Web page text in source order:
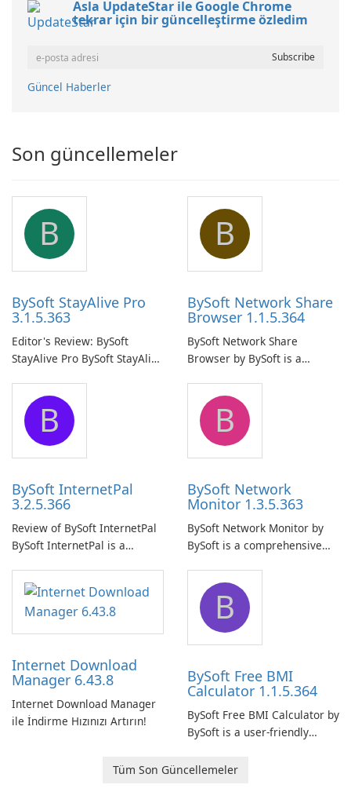
Asla UpdateStar ile Google Chrome
tekrar için bir güncelleştirme özledim
Güncel Haberler
Son güncellemeler
B
BySoft StayAlive Pro
3.1.5.363
Editor's Review: BySoft
StayAlive Pro BySoft StayAlive
application designed to
ensure the continuous and
uninterrupted operation of
your computer system.
B
BySoft Network Share
Browser 1.1.5.364
BySoft Network Share
Browser by BySoft is a
application that allows users
to easily browse and manage
shared folders on their
network.
B
BySoft InternetPal
3.2.5.366
Review of BySoft InternetPal
BySoft InternetPal is a
application designed to
monitor your internet
connection and provide real-
time insights into its
B
BySoft Network
Monitor 1.3.5.363
BySoft Network Monitor by
BySoft is a comprehensive
designed to help businesses
effectively manage their
network infrastructure.
Internet Download
Manager 6.43.8
Internet Download Manager
ile İndirme Hızınızı Artırın!
B
BySoft Free BMI
Calculator 1.1.5.364
BySoft Free BMI Calculator by
BySoft is a user-friendly
designed to help you
Tüm Son Güncellemeler